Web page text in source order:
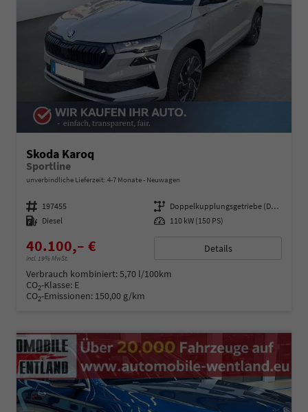
Skoda Karoq
Sportline
unverbindliche Lieferzeit: 4-7 Monate Neuwagen
Fahrzeugnummer 197455 Getriebe
Doppelkupplungsgetriebe (DSG)
Kraftstoff Diesel Leistung 110 kW (150 PS)
40.100,– €
incl. 19% MwSt.
Details
Verbrauch kombiniert:5,70 l/100km
CO2-Klasse: E
CO2-Emissionen: 150,00 g/km